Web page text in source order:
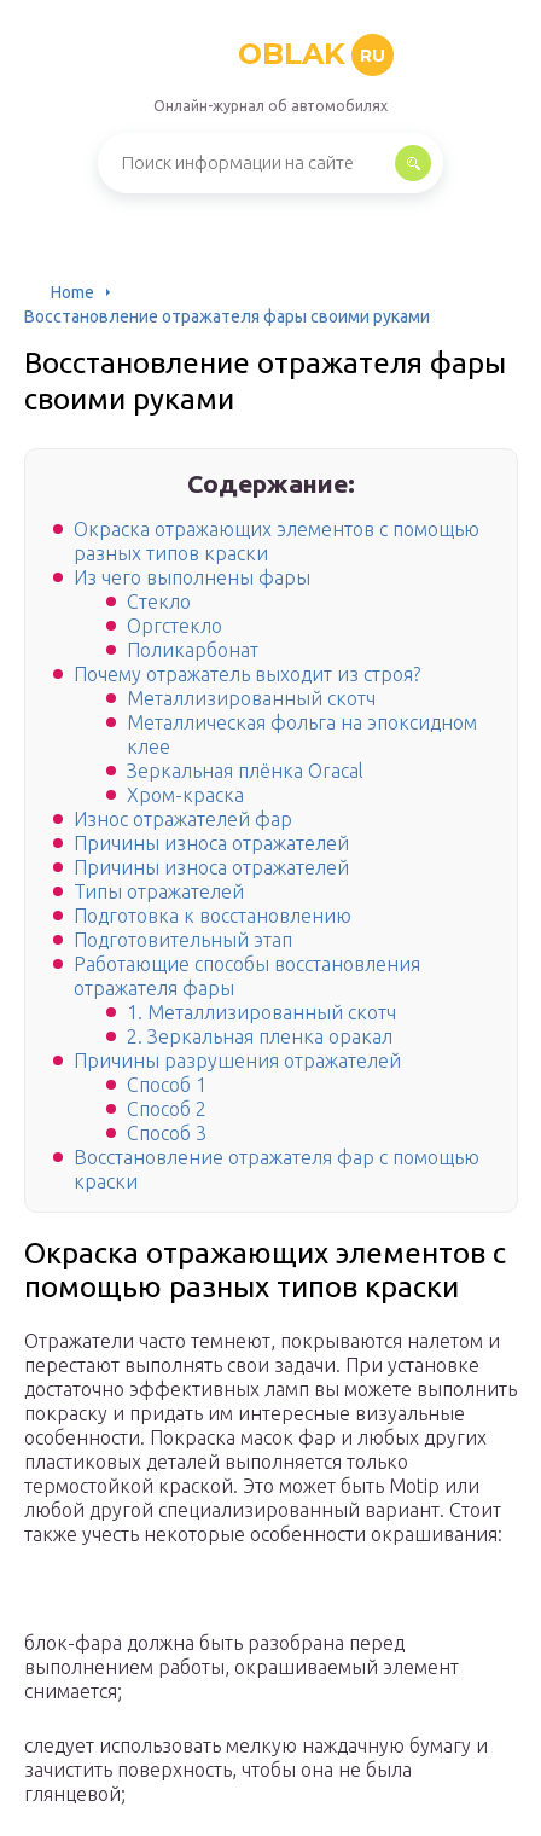
OBLAK RU
Онлайн-журнал об автомобилях
Home
Восстановление отражателя фары своими руками
Восстановление отражателя фары
своими руками
Содержание:
Окраска отражающих элементов с помощью
разных типов краски
Из чего выполнены фары
Стекло
Оргстекло
Поликарбонат
Почему отражатель выходит из строя?
Металлизированный скотч
Металлическая фольга на эпоксидном
клее
Зеркальная плёнка Oracal
Хром-краска
Износ отражателей фар
Причины износа отражателей
Причины износа отражателей
Типы отражателей
Подготовка к восстановлению
Подготовительный этап
Работающие способы восстановления
отражателя фары
1. Металлизированный скотч
2. Зеркальная пленка оракал
Причины разрушения отражателей
Способ 1
Способ 2
Способ 3
Восстановление отражателя фар с помощью
краски
Окраска отражающих элементов с
помощью разных типов краски
Отражатели часто темнеют, покрываются налетом и
перестают выполнять свои задачи. При установке
достаточно эффективных ламп вы можете выполнить
покраску и придать им интересные визуальные
особенности. Покраска масок фар и любых других
пластиковых деталей выполняется только
термостойкой краской. Это может быть Motip или
любой другой специализированный вариант. Стоит
также учесть некоторые особенности окрашивания:
блок-фара должна быть разобрана перед
выполнением работы, окрашиваемый элемент
снимается;
следует использовать мелкую наждачную бумагу и
зачистить поверхность, чтобы она не была
глянцевой;